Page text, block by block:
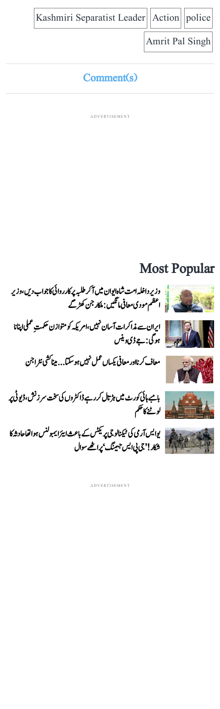
police
Action
Kashmiri Separatist Leader
Amrit Pal Singh
Comment(s)
ADVERTISEMENT
Most Popular
وزیر داخلہ امت شاہ ایوان میں آ کر طلبہ پر کارروائی کا جواب دیں، وزیر
اعظم مودی معافی مانگیں: ملکارجن کھڑگے
ایران سے مذاکرات آسان نہیں، امریکہ کو متوازن حکمتِ عملی اپنانا
ہوگی: جے ڈی وینس
معاف کرنا اور معافی یکساں عمل نہیں ہو سکتا... میناکشی نٹراجن
بامبے ہائی کورٹ میں ہڑتال کر رہے ڈاکٹروں کی سخت سرزنش، ڈیوٹی پر
لوٹنے کا حکم
یو ایس آرمی کی ٹیکنالوجی پریکٹس کے باعث ایئر ایمبولنس ہوا تھا حادثہ کا
شکار! ’جی پی ایس جیمنگ‘ پر اٹھے سوال
ADVERTISEMENT